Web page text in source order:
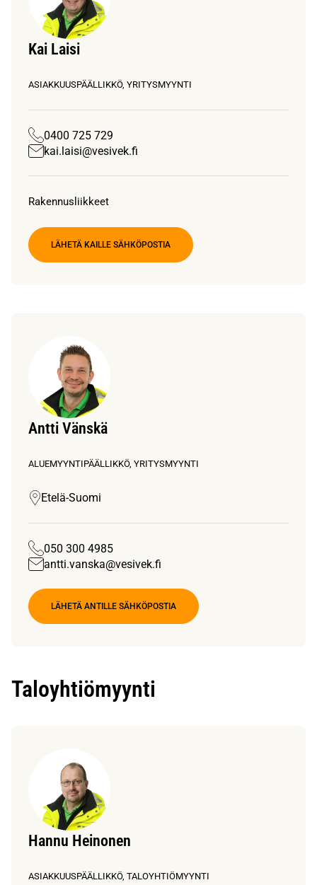
Kai Laisi
ASIAKKUUSPÄÄLLIKKÖ, YRITYSMYYNTI
0400 725 729
kai.laisi@vesivek.fi
Rakennusliikkeet
LÄHETÄ KAILLE SÄHKÖPOSTIA
Antti Vänskä
ALUEMYYNTIPÄÄLLIKKÖ, YRITYSMYYNTI
Etelä-Suomi
050 300 4985
antti.vanska@vesivek.fi
LÄHETÄ ANTILLE SÄHKÖPOSTIA
Taloyhtiömyynti
Hannu Heinonen
ASIAKKUUSPÄÄLLIKKÖ, TALOYHTIÖMYYNTI